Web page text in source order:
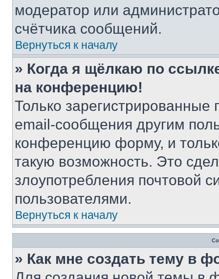
модератор или
счётчика сообщений.
Вернуться к началу
» Когда я щёлкаю по
на конференцию!
Только зарегистрированные
email-сообщения другим
конференцию форму, и
такую возможность. Это
злоупотребления почтовой
пользователями.
Вернуться к началу
» Как мне создать тему в